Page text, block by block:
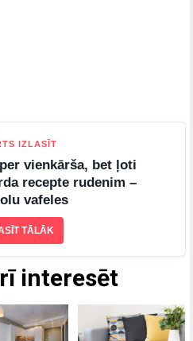
interesēt
IZLASĪT
vienkārša, bet ļoti
recepte rudenim –
vafeles
TĀLĀK